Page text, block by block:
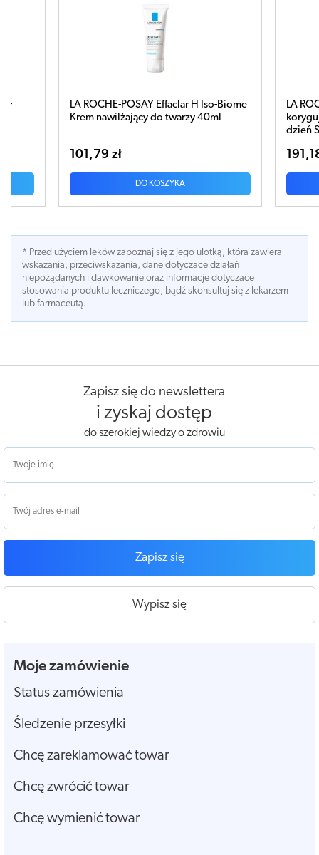
H Iso-Biome
LA ROCHE-POSAY Mela B3 Krem
korygujący przeciw przebarwieniom na
191,18 zł
* Przed użyciem leków zapoznaj się z jego ulotką, która zawiera
wskazania, przeciwskazania, dane dotyczace działań
niepożądanych i dawkowanie oraz informacje dotyczace
stosowania produktu leczniczego, bądź skonsultuj się z lekarzem
lub farmaceutą.
Zapisz się do newslettera
i zyskaj dostęp
do szerokiej wiedzy o zdrowiu
Zapisz się
Wypisz się
Moje zamówienie
Status zamówienia
Śledzenie przesyłki
Chcę zareklamować towar
Chcę zwrócić towar
Chcę wymienić towar